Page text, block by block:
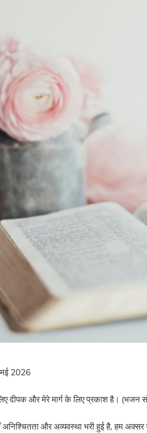
2026
दीपक और मेरे मार्ग के लिए प्रकाश है। (भजन
अनिश्चितता और अव्यवस्था भरी हुई है, हम